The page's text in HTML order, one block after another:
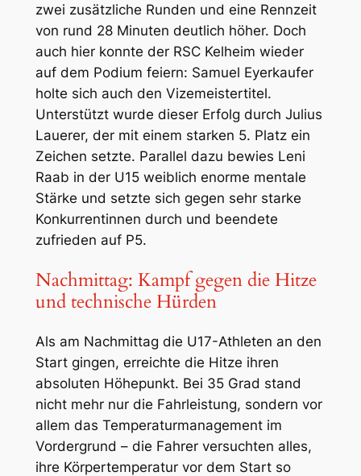
zwei zusätzliche Runden und eine Rennzeit
von rund 28 Minuten deutlich höher. Doch
auch hier konnte der RSC Kelheim wieder
auf dem Podium feiern: Samuel Eyerkaufer
holte sich auch den Vizemeistertitel.
Unterstützt wurde dieser Erfolg durch Julius
Lauerer, der mit einem starken 5. Platz ein
Zeichen setzte. Parallel dazu bewies Leni
Raab in der U15 weiblich enorme mentale
Stärke und setzte sich gegen sehr starke
Konkurrentinnen durch und beendete
zufrieden auf P5.
Nachmittag: Kampf gegen die Hitze
und technische Hürden
Als am Nachmittag die U17-Athleten an den
Start gingen, erreichte die Hitze ihren
absoluten Höhepunkt. Bei 35 Grad stand
nicht mehr nur die Fahrleistung, sondern vor
allem das Temperaturmanagement im
Vordergrund – die Fahrer versuchten alles,
ihre Körpertemperatur vor dem Start so